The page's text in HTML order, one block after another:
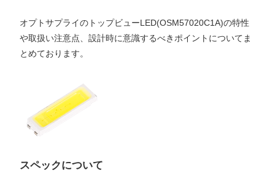
オプトサプライのトップビューLED(OSM57020C1A)の特性
や取扱い注意点、設計時に意識するべきポイントについてま
とめております。
スペックについて